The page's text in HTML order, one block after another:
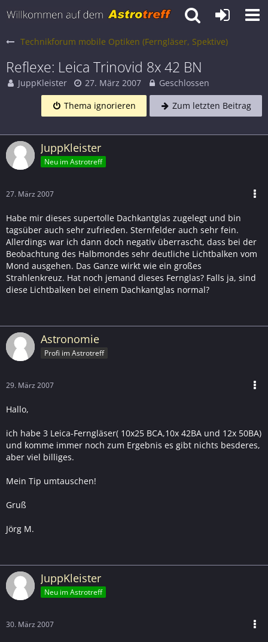
Technikforum mobile Optiken (Ferngläser, Spektive)
Reflexe: Leica Trinovid 8x 42 BN
JuppKleister 27. März 2007
Geschlossen
Thema ignorieren
Zum letzten Beitrag
JuppKleister
Neu im Astrotreff
27. März 2007
Habe mir dieses supertolle Dachkantglas zugelegt und bin
tagsüber auch sehr zufrieden. Sternfelder auch sehr fein.
Allerdings war ich dann doch negativ überrascht, dass bei der
Beobachtung des Halbmondes sehr deutliche Lichtbalken vom
Mond ausgehen. Das Ganze wirkt wie ein großes
Strahlenkreuz. Hat noch jemand dieses Fernglas? Falls ja, sind
diese Lichtbalken bei einem Dachkantglas normal?
Astronomie
Profi im Astrotreff
29. März 2007
Hallo,
ich habe 3 Leica-Ferngläser( 10x25 BCA,10x 42BA und 12x 50BA)
und komme immer noch zum Ergebnis es gibt nichts besderes,
aber viel billiges.
Mein Tip umtauschen!
Gruß
Jörg M.
JuppKleister
Neu im Astrotreff
30. März 2007